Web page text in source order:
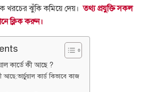
খরচের ঝুঁকি কমিয়ে দেয়। তথ্য প্রযুক্তি সকল
ক্লিক করুন।
কার্ডে কী আছে ?
আছে:ভার্চুয়াল কার্ড কিভাবে কাজ